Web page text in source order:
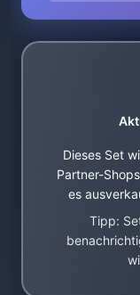
Dieses Set
Partner-
es
Tipp: